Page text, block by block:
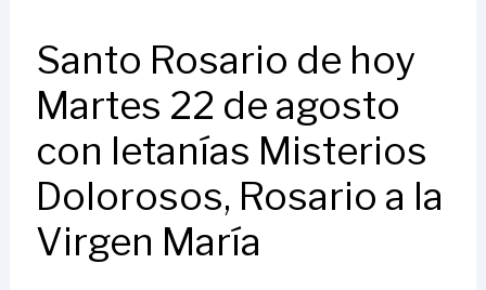
Santo Rosario de hoy
Martes 22 de agosto
con letanías Misterios
Dolorosos, Rosario a la
Virgen María